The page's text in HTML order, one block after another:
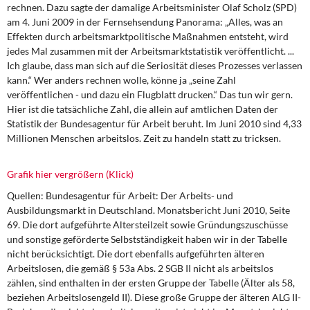
DIE LINKE
Weitere Themen
Memo-Gruppe
Institut Solidarische Moderne
Rosa-Luxemburg-Stiftung
Über mich
Kontakt
rechnen. Dazu sagte der damalige Arbeitsminister Olaf Scholz (SPD)
am 4. Juni 2009 in der Fernsehsendung Panorama: „Alles, was an
Effekten durch arbeitsmarktpolitische Maßnahmen entsteht, wird
jedes Mal zusammen mit der Arbeitsmarktstatistik veröffentlicht. ...
Ich glaube, dass man sich auf die Seriosität dieses Prozesses verlassen
kann.“ Wer anders rechnen wolle, könne ja „seine Zahl
veröffentlichen - und dazu ein Flugblatt drucken.“ Das tun wir gern.
Hier ist die tatsächliche Zahl, die allein auf amtlichen Daten der
Statistik der Bundesagentur für Arbeit beruht. Im Juni 2010 sind 4,33
Millionen Menschen arbeitslos. Zeit zu handeln statt zu tricksen.
Grafik hier vergrößern (Klick)
Quellen: Bundesagentur für Arbeit: Der Arbeits- und
Ausbildungsmarkt in Deutschland. Monatsbericht Juni 2010, Seite
69. Die dort aufgeführte Altersteilzeit sowie Gründungszuschüsse
und sonstige geförderte Selbstständigkeit haben wir in der Tabelle
nicht berücksichtigt. Die dort ebenfalls aufgeführten älteren
Arbeitslosen, die gemäß § 53a Abs. 2 SGB II nicht als arbeitslos
zählen, sind enthalten in der ersten Gruppe der Tabelle (Älter als 58,
beziehen Arbeitslosengeld II). Diese große Gruppe der älteren ALG II-